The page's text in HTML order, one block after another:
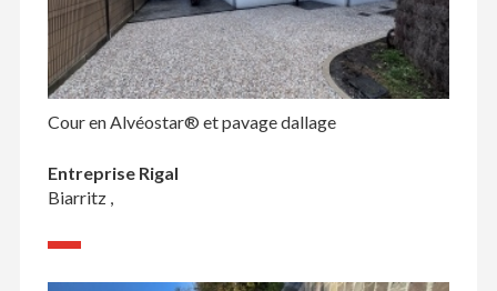
Cour en Alvéostar® et pavage dallage
Entreprise Rigal
Biarritz ,